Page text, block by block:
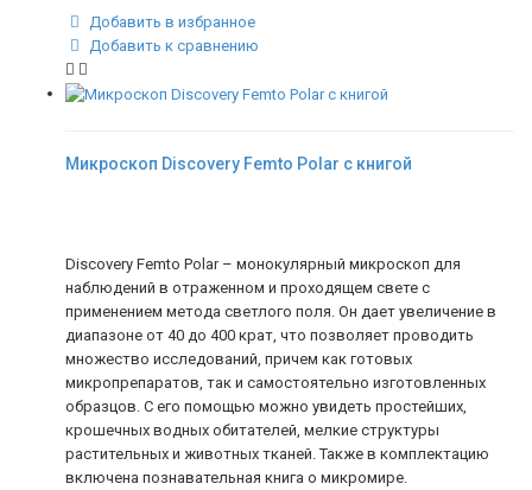
Добавить в избранное
Добавить к сравнению
Микроскоп Discovery Femto Polar с книгой
Discovery Femto Polar – монокулярный микроскоп для
наблюдений в отраженном и проходящем свете с
применением метода светлого поля. Он дает увеличение в
диапазоне от 40 до 400 крат, что позволяет проводить
множество исследований, причем как готовых
микропрепаратов, так и самостоятельно изготовленных
образцов. С его помощью можно увидеть простейших,
крошечных водных обитателей, мелкие структуры
растительных и животных тканей. Также в комплектацию
включена познавательная книга о микромире.